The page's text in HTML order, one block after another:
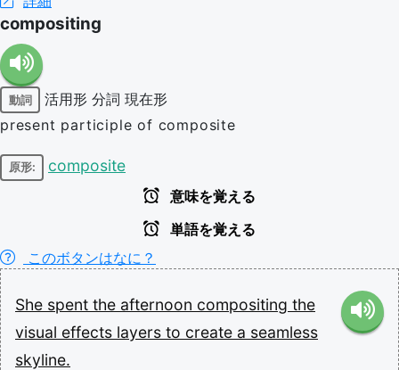
compositing
動詞 活用形 分詞 現在形
present participle of composite
原形: composite
意味を覚える
単語を覚える
このボタンはなに？
She spent the afternoon compositing the
visual effects layers to create a seamless
skyline.